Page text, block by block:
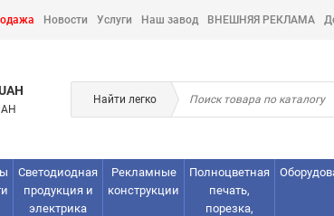
Новости Услуги Наш завод ВНЕШНЯЯ РЕКЛАМА
Найти легко
Светодиодная
продукция и
электрика
Рекламные
конструкции
Полноцветная
печать,
порезка,